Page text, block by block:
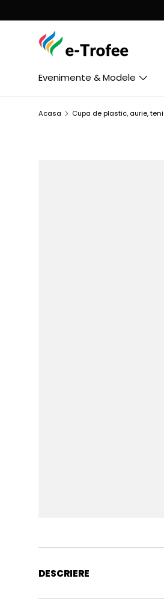
MERGI LA CONTINUT
Evenimente & Modele
Acasa
DESCRIERE